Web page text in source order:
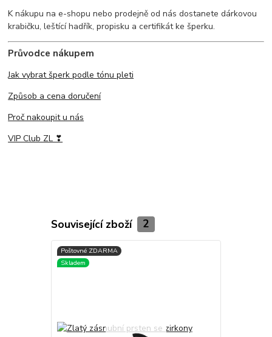
K nákupu na e-shopu nebo prodejně od nás dostanete dárkovou
krabičku, leštící hadřík, propisku a certifikát ke šperku.
Průvodce nákupem
Jak vybrat šperk podle tónu pleti
Způsob a cena doručení
Proč nakoupit u nás
VIP Club ZL ❣
Související zboží 2